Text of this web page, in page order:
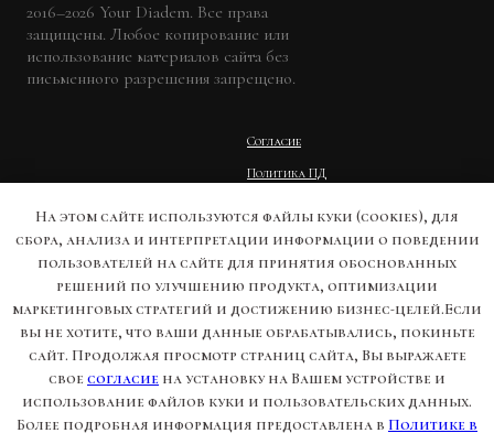
На этом сайте используются файлы куки (cookies), для
сбора, анализа и интерпретации информации о поведении
пользователей на сайте для принятия обоснованных
решений по улучшению продукта, оптимизации
маркетинговых стратегий и достижению бизнес-целей.Если
вы не хотите, что ваши данные обрабатывались, покиньте
сайт. Продолжая просмотр страниц сайта, Вы выражаете
свое согласие на установку на Вашем устройстве и
использование файлов куки и пользовательских данных.
Более подробная информация предоставлена в Политике в
2016–2026 Your Diadem. Все права
защищены. Любое копирование или
использование материалов сайта без
письменного разрешения запрещено.
Согласие
Политика ПД
Условия возврата
Личный кабинет
Вопрос - ответ
Лидеры мнений
Worldwide delivery | Secure payments
(международный заказ)